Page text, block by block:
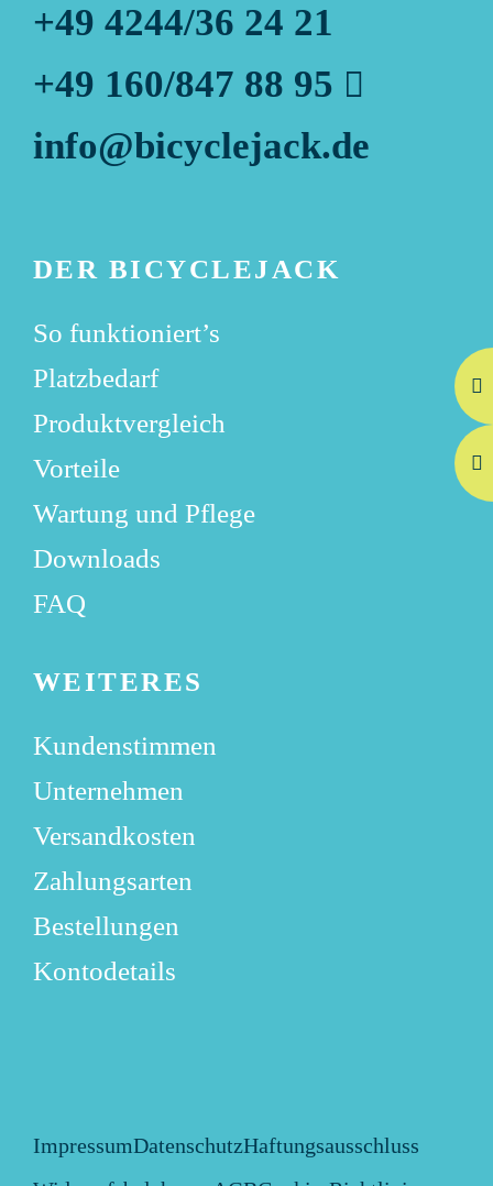
+49 4244/36 24 21
+49 160/847 88 95
info@bicyclejack.de
DER BICYCLEJACK
So funktioniert’s
Platzbedarf
Produktvergleich
Vorteile
Wartung und Pflege
Downloads
FAQ
WEITERES
Kundenstimmen
Unternehmen
Versandkosten
Zahlungsarten
Bestellungen
Kontodetails
ImpressumDatenschutzHaftungsausschluss